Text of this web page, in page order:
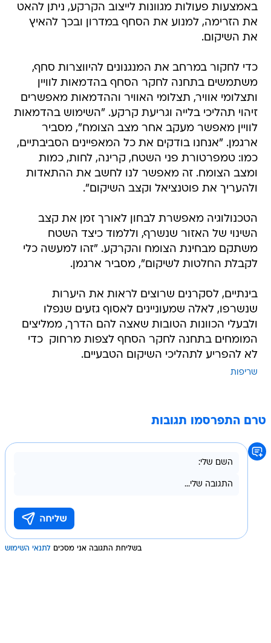
באמצעות פעולות מגוונות לייצוב הקרקע, ניתן להאט
את הזרימה, למנוע את הסחף במדרון ובכך להאיץ
את השיקום.
כדי לחקור במרחב את המנגנונים להיווצרות סחף,
משתמשים בתחנה לחקר הסחף בהדמאות לוויין
ותצלומי אוויר, תצלומי האוויר וההדמאות מאפשרים
זיהוי תהליכי בלייה וגריעת קרקע. "השימוש בהדמאות
לוויין מאפשר מעקב אחר מצב הצומח", מסביר
ארגמן. "אנחנו בודקים את כל המאפיינים הסביבתיים,
כמו: טמפרטורת פני השטח, קרינה, לחות, כמות
ומצב הצומח. זה מאפשר לנו לחשב את ההתאדות
ולהעריך את פוטנציאל וקצב השיקום".
הטכנולוגיה מאפשרת לבחון לאורך זמן את קצב
השינוי של האזור שנשרף, וללמוד כיצד השטח
משתקם מבחינת הצומח והקרקע. "זהו למעשה כלי
לקבלת החלטות לשיקום", מסביר ארגמן.
בינתיים, לסקרנים שרוצים לראות את היערות
שנשרפו, לאלה שמעוניינים לאסוף גזעים שנפלו
ולבעלי הכוונות הטובות שאצה להם הדרך, ממליצים
המומחים בתחנה לחקר הסחף לצפות מרחוק  כדי
לא להפריע לתהליכי השיקום הטבעיים.
שריפות
טרם התפרסמו תגובות
בשליחת התגובה אני מסכים לתנאי השימוש